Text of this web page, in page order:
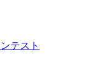
テスト